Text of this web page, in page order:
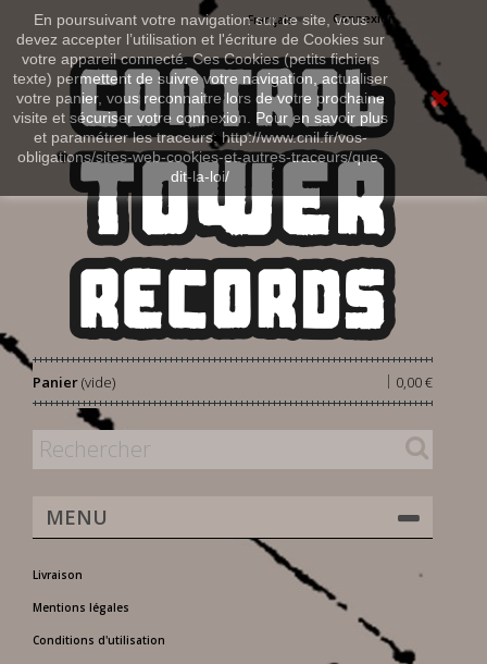
En poursuivant votre navigation sur ce site, vous
devez accepter l’utilisation et l'écriture de Cookies sur
votre appareil connecté. Ces Cookies (petits fichiers
texte) permettent de suivre votre navigation, actualiser
votre panier, vous reconnaitre lors de votre prochaine
visite et sécuriser votre connexion. Pour en savoir plus
et paramétrer les traceurs: http://www.cnil.fr/vos-
obligations/sites-web-cookies-et-autres-traceurs/que-
dit-la-loi/
Connexion
Français
Panier 0,00 €
|
(vide)
MENU
Livraison
Mentions légales
Conditions d'utilisation